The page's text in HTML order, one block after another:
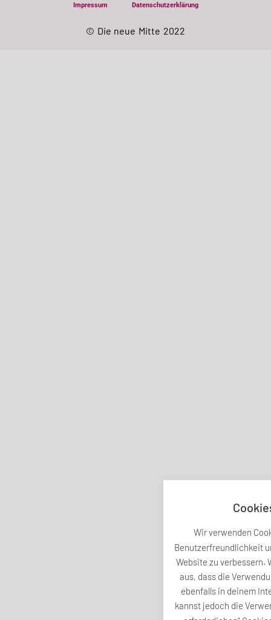
Impressum Datenschutzerklärung
© Die neue Mitte 2022
Wir verwenden
Benutzerfreundlichkeit
Website zu verbessern.
aus, dass die
ebenfalls in deinem
kannst jedoch die